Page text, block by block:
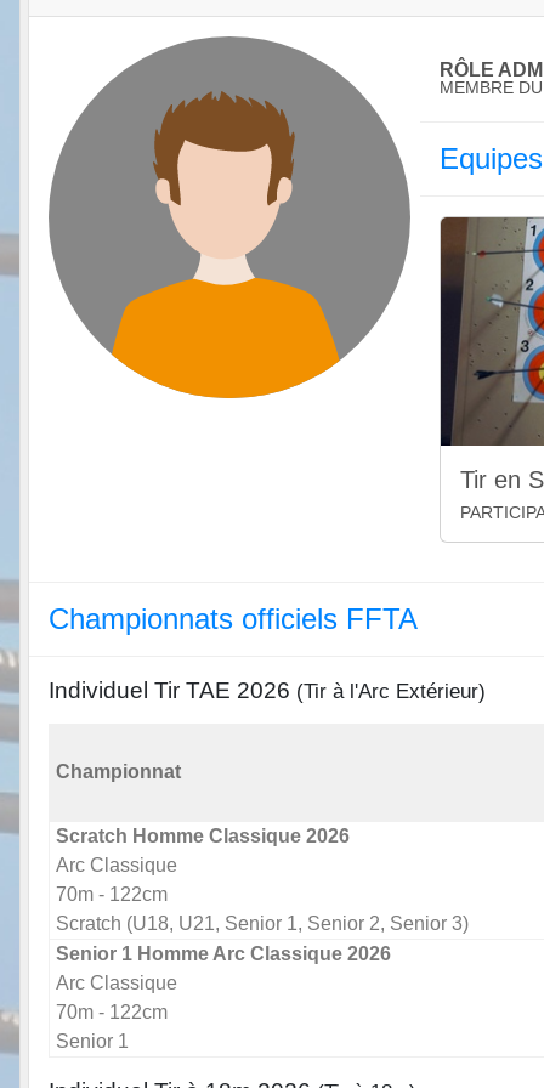
RÔLE
MEMBRE
Equipes
Tir en
Championnats officiels FFTA
Individuel Tir TAE 2026 (Tir à l'Arc Extérieur)
Championnat
Scratch Homme Classique 2026
Arc Classique
70m - 122cm
Scratch (U18, U21, Senior 1, Senior 2, Senior 3)
Senior 1 Homme Arc Classique 2026
Arc Classique
70m - 122cm
Senior 1